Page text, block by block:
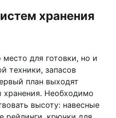
хранения
для готовки, но и
техники, запасов
план выходят
Необходимо
высоту: навесные